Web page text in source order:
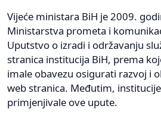
Vijeće ministara BiH je 2009.
Ministarstva prometa i
Uputstvo o izradi i održavanju
stranica institucija BiH, prema
imale obavezu osigurati razvoj i
web stranica. Međutim,
primjenjivale ove upute.